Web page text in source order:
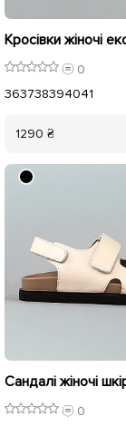
0
363738394041
1290 ₴
0